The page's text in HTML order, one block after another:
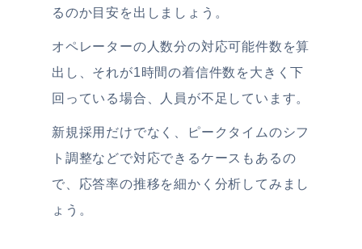
るのか目安を出しましょう。
オペレーターの人数分の対応可能件数を算
出し、それが1時間の着信件数を大きく下
回っている場合、人員が不足しています。
新規採用だけでなく、ピークタイムのシフ
ト調整などで対応できるケースもあるの
で、応答率の推移を細かく分析してみまし
ょう。